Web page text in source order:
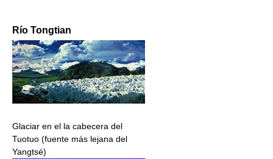
Río Tongtian
Glaciar en el la cabecera del
Tuotuo (fuente más lejana del
Yangtsé)